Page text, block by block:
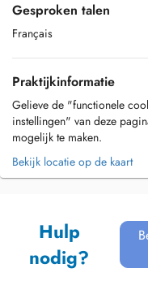
Gesproken talen
Français
Praktijkinformatie
Gelieve de "functionele
instellingen" van deze
mogelijk te maken.
Bekijk locatie op de kaart
Hulp
nodig?